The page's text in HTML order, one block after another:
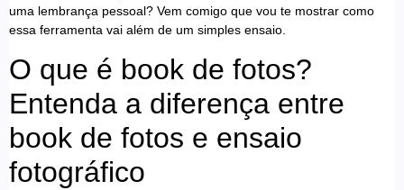
uma lembrança pessoal? Vem comigo que vou te mostrar como
essa ferramenta vai além de um simples ensaio.
O que é book de fotos?
Entenda a diferença entre
book de fotos e ensaio
fotográfico